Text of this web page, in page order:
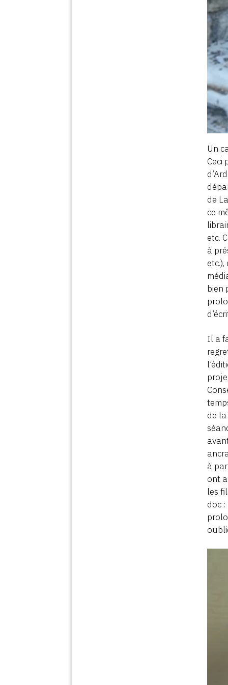
Un
Ceci
de
ce
etc.
à
bien
Il a
de
à
ont
les
doc